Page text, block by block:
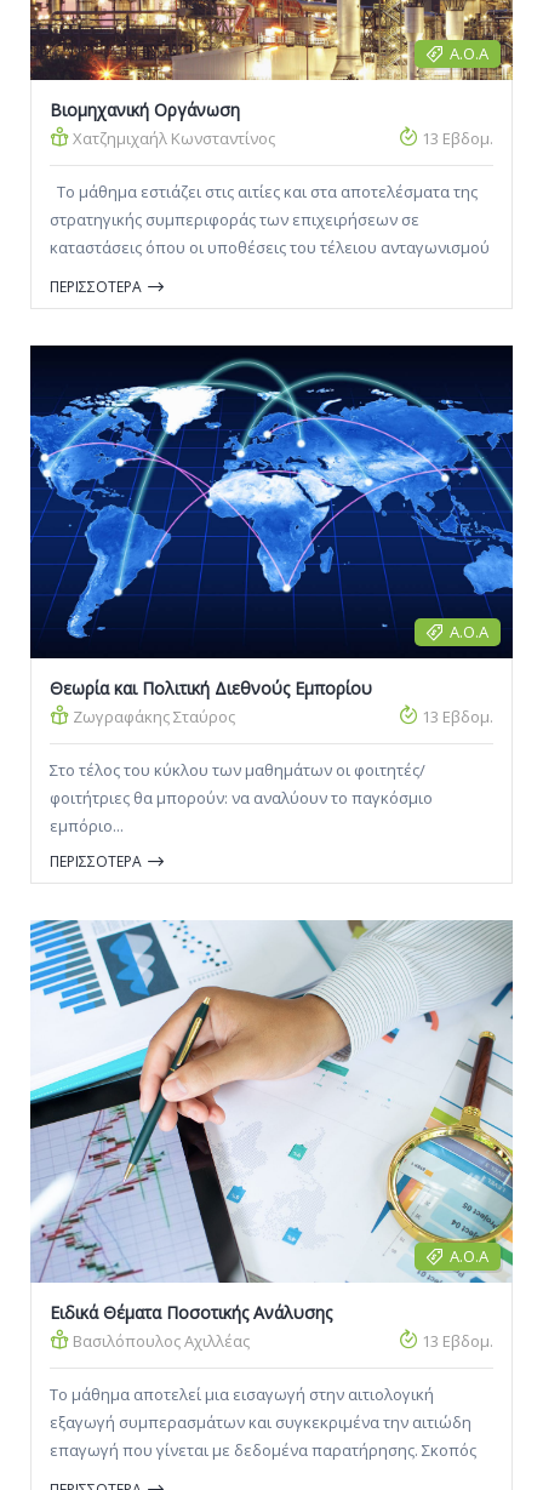
Α.Ο.Α
Βιομηχανική Οργάνωση
Χατζημιχαήλ Κωνσταντίνος 13 Εβδομ.
Το μάθημα εστιάζει στις αιτίες και στα αποτελέσματα της
στρατηγικής συμπεριφοράς των επιχειρήσεων σε
καταστάσεις όπου οι υποθέσεις του τέλειου ανταγωνισμού
εισάγει τους φοιτητές στις βασικές έννοιες της
κατανοήσουν τον τρόπο λειτουργίας μιας βιομηχανίας και
τον τρόπο αλληλεπίδρασης των επιχειρήσεων μέσα σε
αυτήν.
ΠΕΡΙΣΣΟΤΕΡΑ
Α.Ο.Α
Θεωρία και Πολιτική Διεθνούς Εμπορίου
Ζωγραφάκης Σταύρος 13 Εβδομ.
Στο τέλος του κύκλου των μαθημάτων οι φοιτητές/
φοιτήτριες θα μπορούν: να αναλύουν το παγκόσμιο
εμπόριο...
ΠΕΡΙΣΣΟΤΕΡΑ
Α.Ο.Α
Ειδικά Θέματα Ποσοτικής Ανάλυσης
Βασιλόπουλος Αχιλλέας 13 Εβδομ.
Το μάθημα αποτελεί μια εισαγωγή στην αιτιολογική
εξαγωγή συμπερασμάτων και συγκεκριμένα την αιτιώδη
επαγωγή που γίνεται με δεδομένα παρατήρησης. Σκοπός